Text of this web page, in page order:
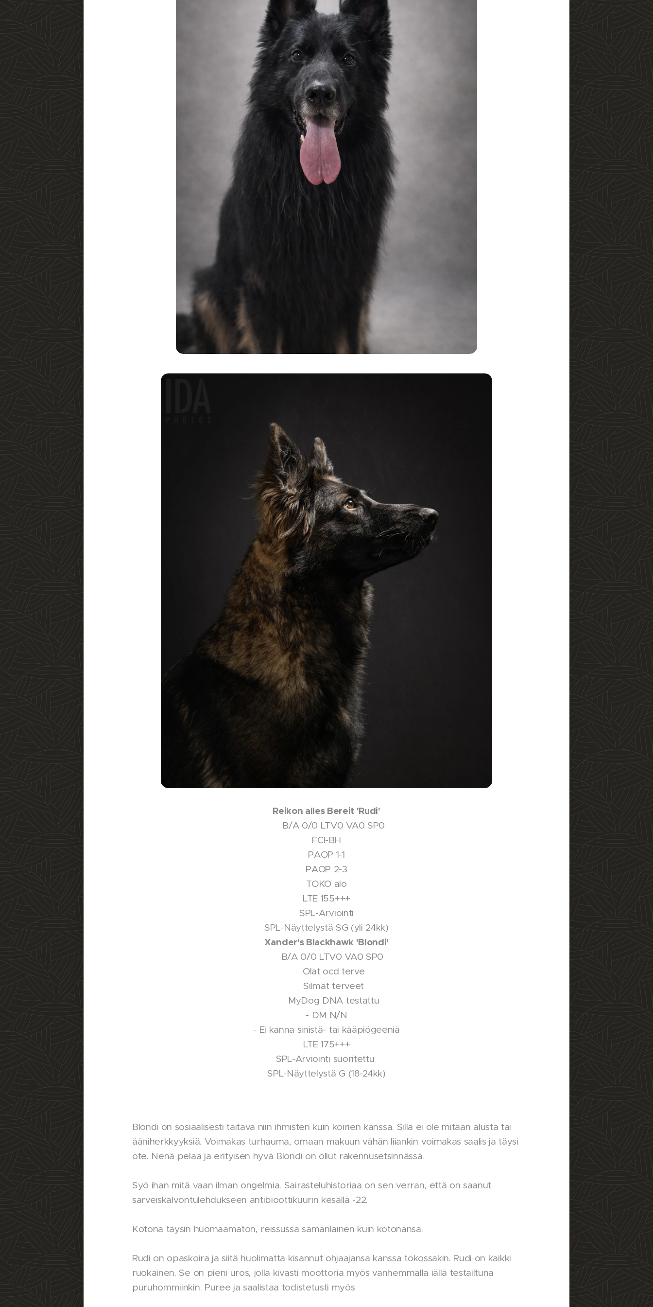
Reikon alles Bereit 'Rudi'
⚡️ B/A 0/0 LTV0 VA0 SP0
FCI-BH
PAOP 1-1
PAOP 2-3
TOKO alo
LTE 155+++
SPL-Arviointi
SPL-Näyttelystä SG (yli 24kk)
Xander's Blackhawk 'Blondi'
⚡️ B/A 0/0 LTV0 VA0 SP0
⚡️ Olat ocd terve
⚡️ Silmät terveet
⚡️ MyDog DNA testattu
- DM N/N
- Ei kanna sinistä- tai kääpiögeeniä
LTE 175+++
SPL-Arviointi suoritettu
SPL-Näyttelystä G (18-24kk)
Blondi on sosiaalisesti taitava niin ihmisten kuin koirien kanssa. Sillä ei ole mitään alusta tai
ääniherkkyyksiä. Voimakas turhauma, omaan makuun vähän liiankin voimakas saalis ja täysi
ote. Nenä pelaa ja erityisen hyvä Blondi on ollut rakennusetsinnässä.
Syö ihan mitä vaan ilman ongelmia. Sairasteluhistoriaa on sen verran, että on saanut
sarveiskalvontulehdukseen antibioottikuurin kesällä -22.
Kotona täysin huomaamaton, reissussa samanlainen kuin kotonansa.
Rudi on opaskoira ja siitä huolimatta kisannut ohjaajansa kanssa tokossakin. Rudi on kaikki
ruokainen. Se on pieni uros, jolla kivasti moottoria myös vanhemmalla iällä testailtuna
puruhommiinkin. Puree ja saalistaa todistetusti myös 😊